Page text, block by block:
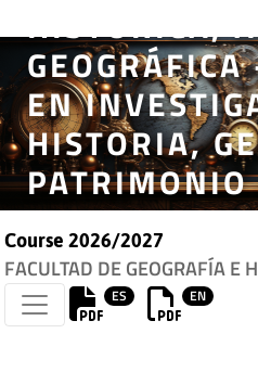
HISTÓRICA,
EN
HISTORIA,
Course 2026/2027
FACULTAD DE GEOGRAFÍA E
ES EN